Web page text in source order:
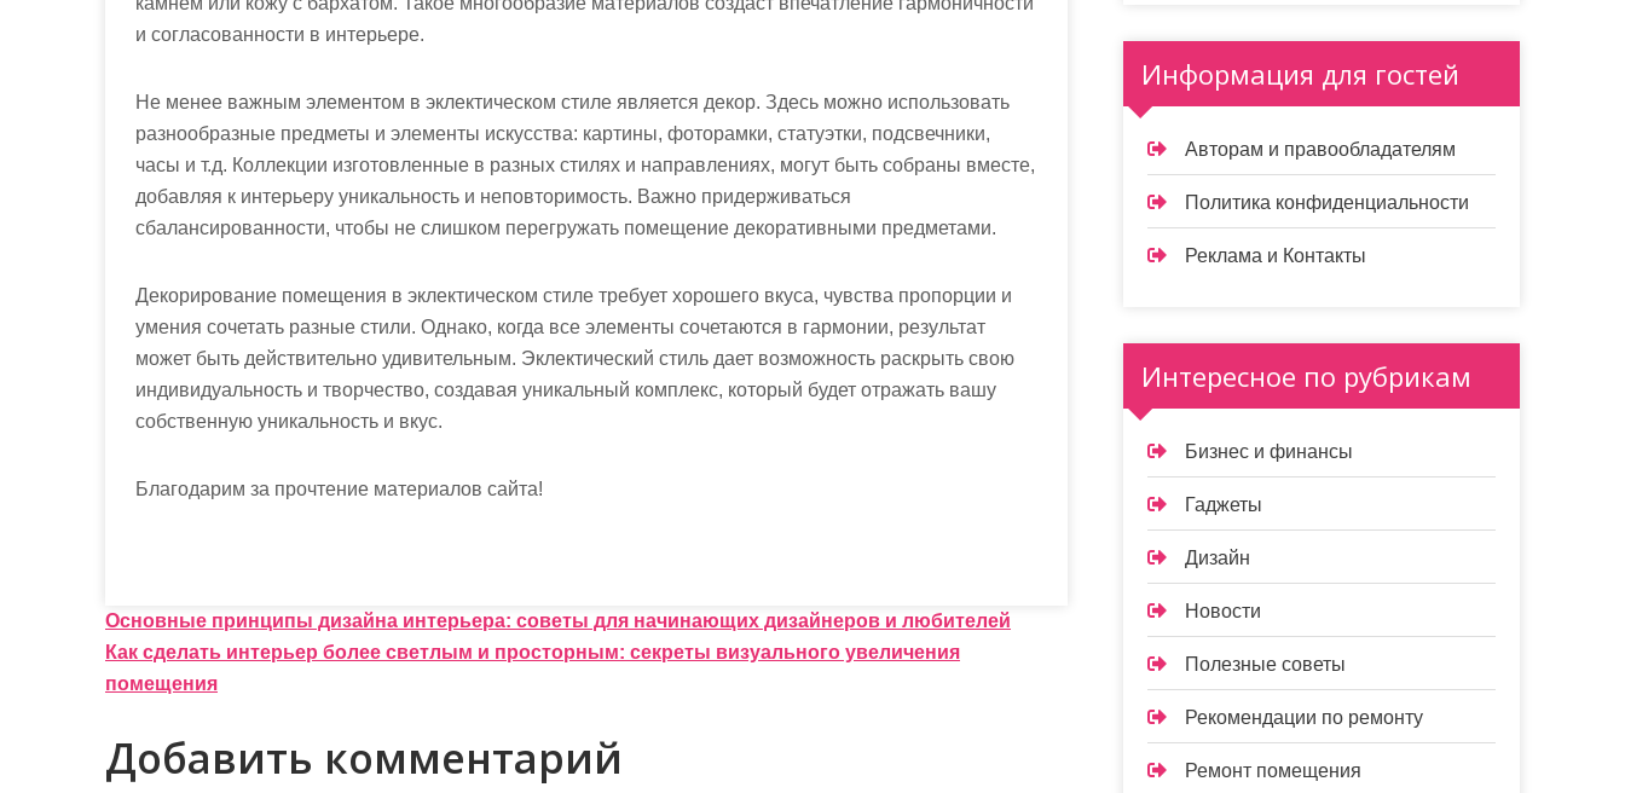
и согласованности в интерьере.
Не менее важным элементом в эклектическом стиле является декор. Здесь можно использовать
разнообразные предметы и элементы искусства: картины, фоторамки, статуэтки, подсвечники,
часы и т.д. Коллекции изготовленные в разных стилях и направлениях, могут быть собраны вместе,
добавляя к интерьеру уникальность и неповторимость. Важно придерживаться
сбалансированности, чтобы не слишком перегружать помещение декоративными предметами.
Декорирование помещения в эклектическом стиле требует хорошего вкуса, чувства пропорции и
умения сочетать разные стили. Однако, когда все элементы сочетаются в гармонии, результат
может быть действительно удивительным. Эклектический стиль дает возможность раскрыть свою
индивидуальность и творчество, создавая уникальный комплекс, который будет отражать вашу
собственную уникальность и вкус.
Благодарим за прочтение материалов сайта!
Н
а
и
Основные принципы дизайна интерьера: советы для начинающих дизайнеров и любителей
Как сделать интерьер более светлым и просторным: секреты визуального увеличения
помещения
Добавить комментарий
Информация для гостей
Авторам и правообладателям
Политика конфиденциальности
Реклама и Контакты
Интересное по рубрикам
Бизнес и финансы
Гаджеты
Дизайн
Новости
Полезные советы
Рекомендации по ремонту
Ремонт помещения